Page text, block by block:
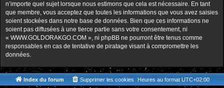
n’importe quel sujet lorsque nous estimons que cela est nécessaire. En tant
que membre, vous acceptez que toutes les informations que vous avez saisies
soient stockées dans notre base de données. Bien que ces informations ne
soient pas diffusées à une tierce partie sans votre consentement, ni
« WWW.GOLDORAKGO.COM », ni phpBB ne pourront être tenus comme
responsables en cas de tentative de piratage visant à compromettre les
données.
Index du forum Heures au format UTC+02:00
Supprimer les cookies